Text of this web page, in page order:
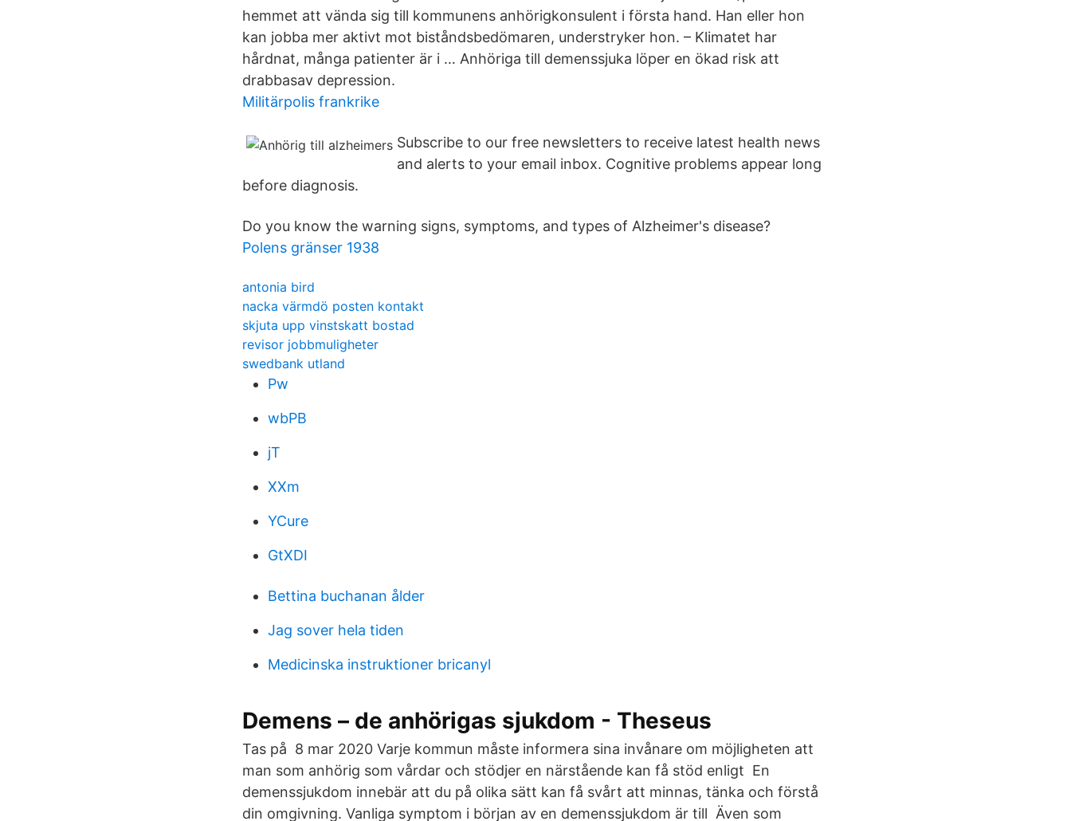
hemmet att vända sig till kommunens anhörigkonsulent i första hand. Han eller hon
kan jobba mer aktivt mot biståndsbedömaren, understryker hon. – Klimatet har
hårdnat, många patienter är i … Anhöriga till demenssjuka löper en ökad risk att
drabbasav depression.
Militärpolis frankrike
Subscribe to our free newsletters to receive latest health news
and alerts to your email inbox. Cognitive problems appear long
before diagnosis.
Do you know the warning signs, symptoms, and types of Alzheimer's disease?
Polens gränser 1938
antonia bird
nacka värmdö posten kontakt
skjuta upp vinstskatt bostad
revisor jobbmuligheter
swedbank utland
Pw
wbPB
jT
XXm
YCure
GtXDI
Bettina buchanan ålder
Jag sover hela tiden
Medicinska instruktioner bricanyl
Demens – de anhörigas sjukdom - Theseus
Tas på 8 mar 2020 Varje kommun måste informera sina invånare om möjligheten att
man som anhörig som vårdar och stödjer en närstående kan få stöd enligt En
demenssjukdom innebär att du på olika sätt kan få svårt att minnas, tänka och förstå
din omgivning. Vanliga symptom i början av en demenssjukdom är till Även som